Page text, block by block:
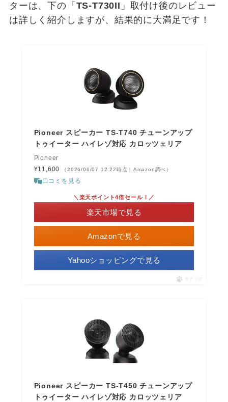
ターは、下の「 TS-T730II 」取付け後のレビュー
は詳しく紹介しますが、結果的に大満足です！
Pioneer スピーカー TS-T740 チューンアップ
トゥイーター ハイレゾ対応 カロッツェリア
Pioneer
¥11,600
（2026/06/07 12:22時点 | Amazon調べ）
口コミを見る
Amazonで見る
＼楽天ポイント4倍セール！／
楽天市場で見る
Yahooショッピングで見る
ポチップ
Pioneer スピーカー TS-T450 チューンアップ
トゥイーター ハイレゾ対応 カロッツェリア